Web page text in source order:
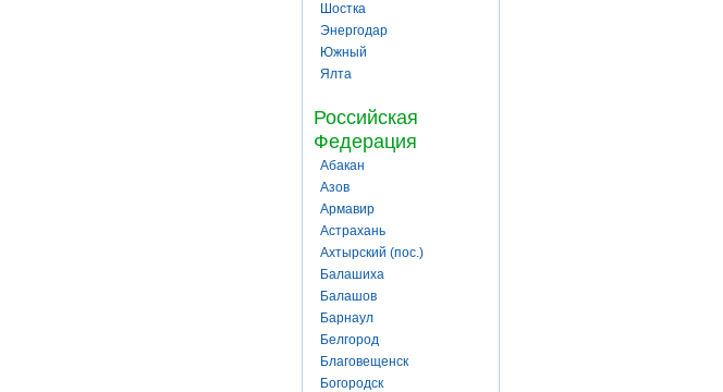
Шостка
Энергодар
Южный
Ялта
Российская
Федерация
Абакан
Азов
Армавир
Астрахань
Ахтырский (пос.)
Балашиха
Балашов
Барнаул
Белгород
Благовещенск
Богородск